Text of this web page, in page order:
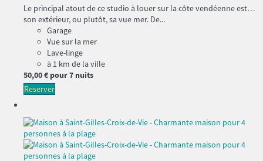
Le principal atout de ce studio à louer sur la côte vendéenne est…
son extérieur, ou plutôt, sa vue mer. De...
Garage
Vue sur la mer
Lave-linge
à 1 km de la ville
50,00 € pour 7 nuits
Reserver